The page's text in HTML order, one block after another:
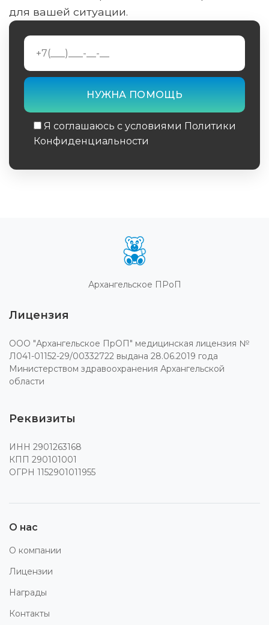
для вашей ситуации.
Я соглашаюсь с условиями Политики
Конфиденциальности
Архангельское ПРоП
Лицензия
ООО "Архангельское ПрОП" медицинская лицензия №
Л041-01152-29/00332722 выдана 28.06.2019 года
Министерством здравоохранения Архангельской
области
Реквизиты
ИНН 2901263168
КПП 290101001
ОГРН 1152901011955
О нас
О компании
Лицензии
Награды
Контакты